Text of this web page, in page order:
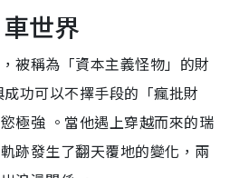
世界
被稱為「資本主義怪物」的財
功可以不擇手段的「瘋批財
極強 。當他遇上穿越而來的瑞
跡發生了翻天覆地的變化，兩